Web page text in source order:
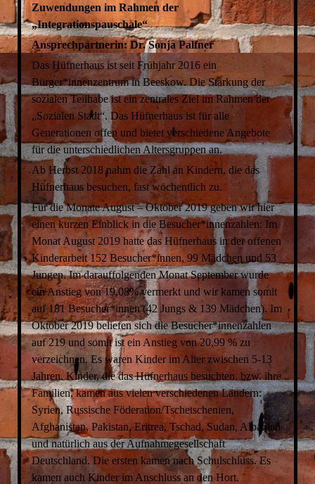
Zuwendungen im Rahmen der
„Integrationspauschale“
Ansprechpartnerin: Dr. Sonja Palfner
Das Hüfnerhaus ist seit Frühjahr 2016 ein
Bürger*innenzentrum in Beeskow. Die Stärkung der
sozialen Teilhabe ist ein zentrales Ziel im Rahmen der
„Sozialen Stadt“. Das Hüfnerhaus ist für alle
Generationen offen und bietet verschiedene Angebote
für die unterschiedlichen Altersgruppen an.
Ab Herbst 2018 nahm die Zahl an Kindern, die das
Hüfnerhaus besuchen, fast wöchentlich zu.
Für die Monate August – Oktober 2019 geben wir hier
einen kurzen Einblick in die Besucher*innenzahlen: Im
Monat August 2019 hatte das Hüfnerhaus in der offenen
Kinderarbeit 152 Besucher*innen, 99 Mädchen und 53
Jungen. Im darauffolgenden Monat September wurde
ein Anstieg von 19,08% vermerkt und wir kamen somit
auf 181 Besucher*innen (42 Jungs & 139 Mädchen). Im
Oktober 2019 beliefen sich die Besucher*innenzahlen
auf 219 und somit ist ein Anstieg von 20,99 % zu
verzeichnen. Es waren Kinder im Alter zwischen 5-13
Jahren. Kinder, die das Hüfnerhaus besuchten, bzw. ihre
Familien, kamen aus vielen verschiedenen Ländern:
Syrien, Russische Föderation/Tschetschenien,
Afghanistan, Pakistan, Eritrea, Tschad, Sudan, Albanien
und natürlich aus der Aufnahmegesellschaft
Deutschland. Die ersten kamen nach Schulschluss. Es
kamen auch Kinder im Anschluss an den Hort.